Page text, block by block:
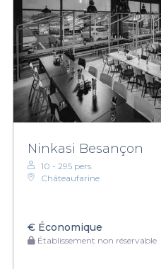
Ninkasi Besançon
10 - 295 pers.
Châteaufarine
€ Économique
Établissement non réservable